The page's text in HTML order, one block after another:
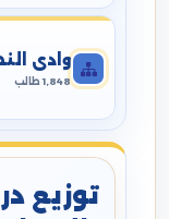
وادي
1,848 طالب
توزيع